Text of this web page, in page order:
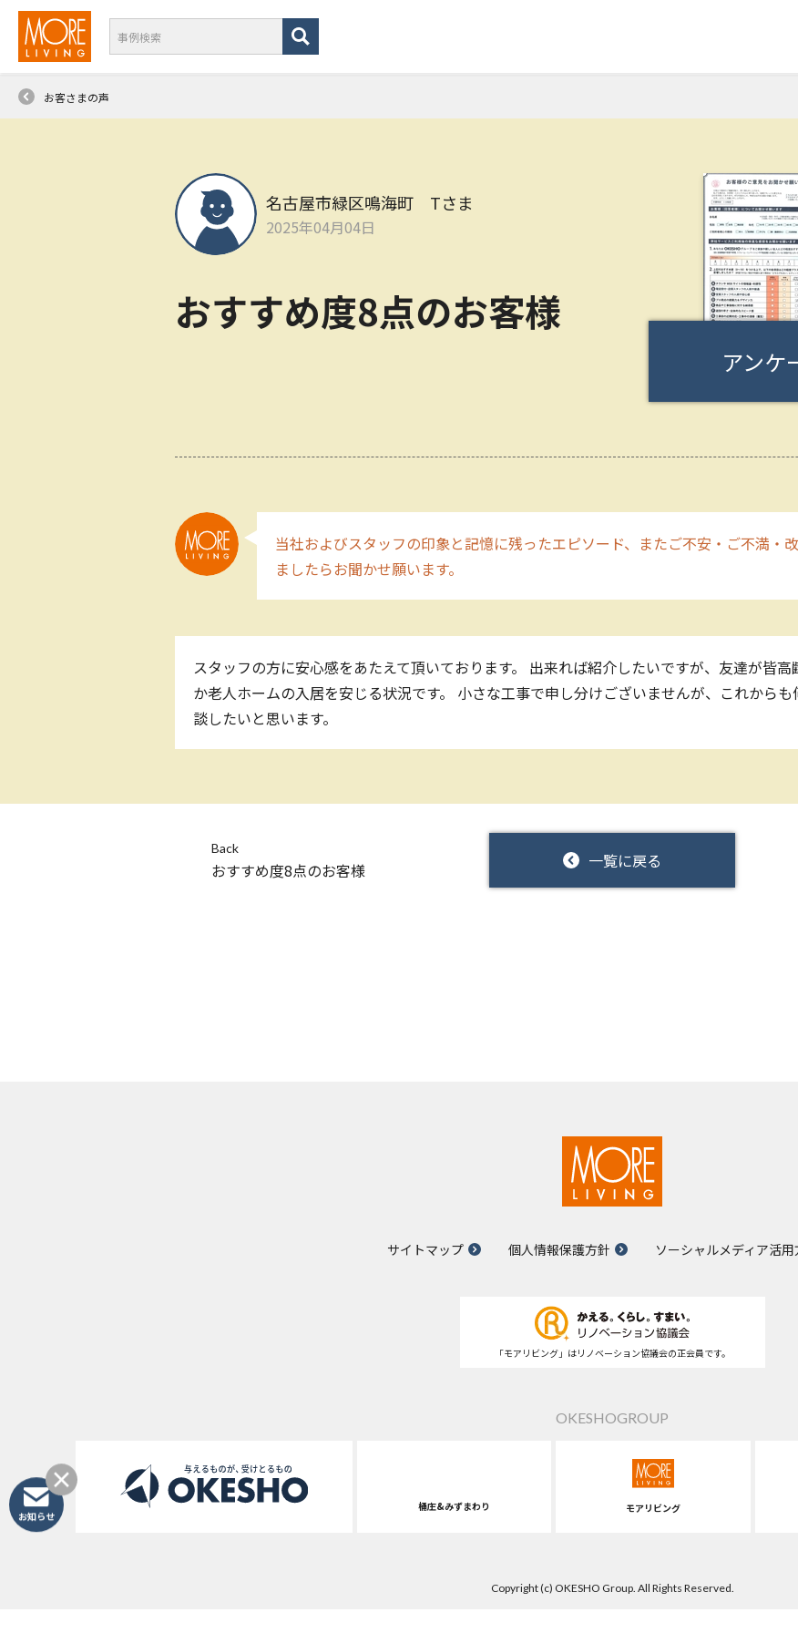
お客さまの声
名古屋市緑区鳴海町 Tさま
2025年04月04日
おすすめ度8点のお客様
アンケ
当社およびスタッフの印象と記憶に残ったエピソード、またご不安・ご不満・
ましたらお聞かせ願います。
スタッフの方に安心感をあたえて頂いております。 出来れば紹介したいですが、友達が皆高
か老人ホームの入居を安じる状況です。 小さな工事で申し分けございませんが、これから
談したいと思います。
Back
おすすめ度8点のお客様 一覧に戻る
サイトマップ 個人情報保護方針 ソーシャルメディア活用
「モアリビング」はリノベーション協議会の正会員です。
OKESHOGROUP
桶庄&みずまわり モアリビング
Copyright (c) OKESHO Group. All Rights Reserved.
お知らせ